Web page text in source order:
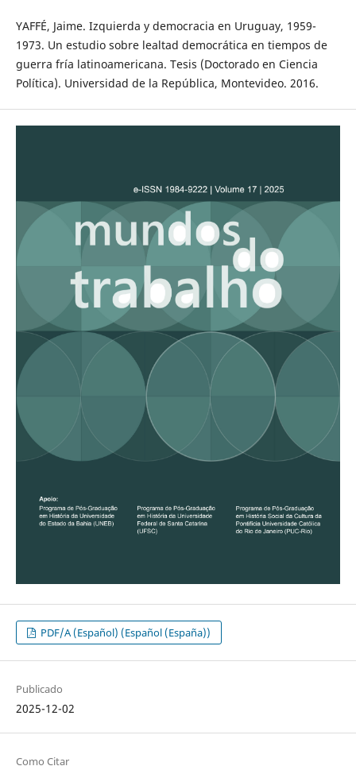
YAFFÉ, Jaime. Izquierda y democracia en Uruguay, 1959-
1973. Un estudio sobre lealtad democrática en tiempos de
guerra fría latinoamericana. Tesis (Doctorado en Ciencia
Política). Universidad de la República, Montevideo. 2016.
PDF/A (Español) (Español (España))
Publicado
2025-12-02
Como Citar